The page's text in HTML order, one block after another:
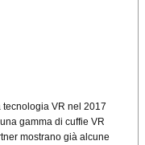
VR nel 2017
gamma di cuffie VR
mostrano già alcune